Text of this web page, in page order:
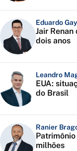
Eduardo
Jair
dois anos
Leandro
EUA:
do Brasil
Ranier
milhões